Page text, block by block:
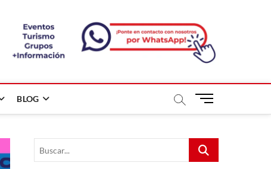
BLOG
B
ó
n
d
Buscar...